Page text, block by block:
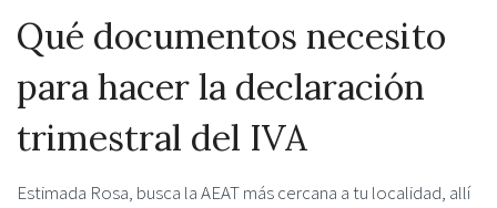
Qué documentos necesito
para hacer la declaración
trimestral del IVA
Estimada Rosa, busca la AEAT más cercana a tu localidad, allí